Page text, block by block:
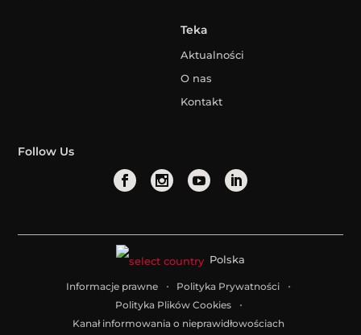
Teka
Aktualności
O nas
Kontakt
Follow Us
Polska
Informacje prawne
Polityka Prywatności
Polityka Plików Cookies
Kanał informowania o nieprawidłowościach